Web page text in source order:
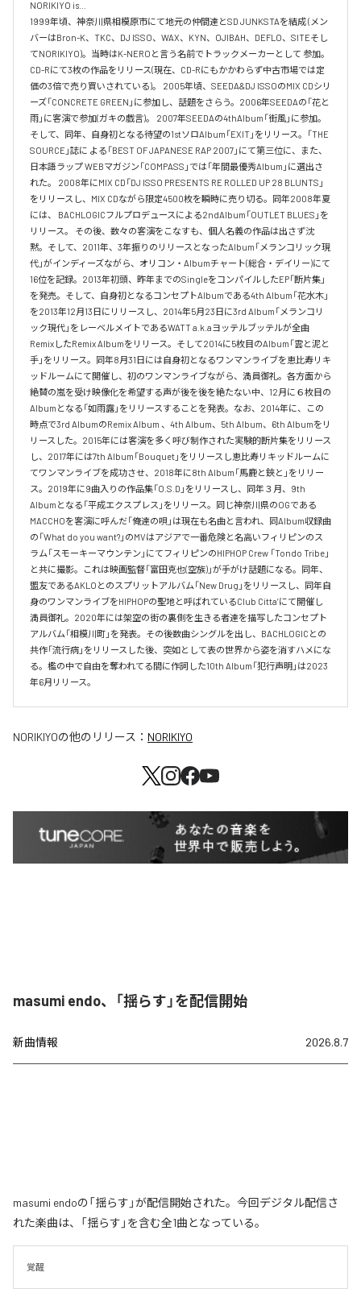
NORIKIYO is...
1999年頃、神奈川県相模原市にて地元の仲間達とSD JUNKSTAを結成 (メン
バーはBron-K、TKC、DJ ISSO、WAX、KYN、OJIBAH、DEFLO、SITEそし
てNORIKIYO)。当時はK-NEROと言う名前でトラックメーカーとして 参加。
CD-Rにて3枚の作品をリリース(現在、CD-Rにもかかわらず中古市場では定
価の3倍で売り買いされている)。 2005年頃、SEEDA&DJ ISSOのMIX CDシリ
ーズ「CONCRETE GREEN」に参加し、話題をさらう。2006年SEEDAの「花と
雨」に客演で参加(ガキの戯言)。 2007年SEEDAの4thAlbum「街風」に参加。
そして、同年、自身初となる待望の1stソロAlbum「EXIT」をリリース。「THE
SOURCE」誌に よる「BEST OF JAPANESE RAP 2007」にて第三位に、また、
日本語ラップ WEBマガジン「COMPASS」では「年間最優秀Album」に選出さ
れた。 2008年にMIX CD「DJ ISSO PRESENTS RE ROLLED UP 28 BLUNTS」
をリリースし、MIX CDながら限定4500枚を瞬時に売り切る。同年2008年夏
には、 BACHLOGICフルプロデュースによる2ndAlbum「OUTLET BLUES」を
リリース。 その後、数々の客演をこなすも、個人名義の作品は出さず沈
黙。そして、2011年、3年振りのリリースとなったAlbum「メランコリック現
代」がインディーズながら、オリコン・Albumチャート(総合・デイリー)にて
16位を記録。2013年初頭、昨年までのSingleをコンパイルしたEP「断片集」
を発売。そして、自身初となるコンセプトAlbumである4th Album「花水木」
を2013年12月13日にリリースし、2014年5月23日に3rd Album「メランコリ
ック現代」をレーベルメイトであるWATT a.k.aヨッテルブッテルが全曲
RemixしたRemix Albumをリリース。そして2014に5枚目のAlbum「雲と泥と
手」をリリース。同年8月31日には自身初となるワンマンライブを恵比寿リキ
ッドルームにて開催し、初のワンマンライブながら、満員御礼。各方面から
絶賛の嵐を受け映像化を希望する声が後を後を絶たない中、12月に６枚目の
Albumとなる「如雨露」をリリースすることを発表。なお、2014年に、この
時点で3rd AlbumのRemix Album 、4th Album、5th Album、6th Albumをリ
リースした。2015年には客演を多く呼び制作された実験的断片集をリリース
し、2017年には7th Album「Bouquet」をリリースし恵比寿リキッドルームに
てワンマンライブを成功させ、2018年に8th Album「馬鹿と鋏と」をリリー
ス。2019年に9曲入りの作品集「O.S.D」をリリースし、同年３月、9th
Albumとなる「平成エクスプレス」をリリース。同じ神奈川県のOGである
MACCHOを客演に呼んだ「俺達の唄」は現在も名曲と言われ、同Album収録曲
の「What do you want?」のMVはアジアで一番危険と名高いフィリピンのス
ラム「スモーキーマウンテン」にてフィリピンのHIPHOP Crew 「Tondo Tribe」
と共に撮影。これは映画監督「富田克也(空族)」が手がけ話題になる。同年、
盟友であるAKLOとのスプリットアルバム「New Drug」をリリースし、同年自
身のワンマンライブをHIPHOPの聖地と呼ばれているClub Citta’にて開催し
満員御礼。2020年には架空の街の裏側を生きる者達を描写したコンセプト
アルバム「相模川町」を発表。その後数曲シングルを出し、BACHLOGICとの
共作「流行病」をリリースした後、突如として表の世界から姿を消すハメにな
る。檻の中で自由を奪われてる間に作詞した10th Album「犯行声明」は2023
年6月リリース。
NORIKIYOの他のリリース： NORIKIYO
masumi endo、「揺らす」を配信開始
新曲情報 2026.8.7
masumi endoの「揺らす」が配信開始された。今回デジタル配信さ
れた楽曲は、「揺らす」を含む全1曲となっている。
覚醒